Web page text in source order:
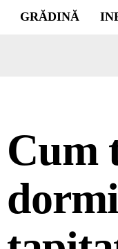
GRĂDINĂ
Cum